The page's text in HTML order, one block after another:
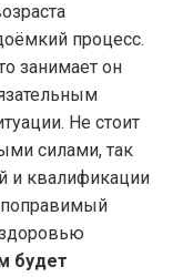
процесс.
занимает он
Не стоит
силами, так
и квалификации
будет